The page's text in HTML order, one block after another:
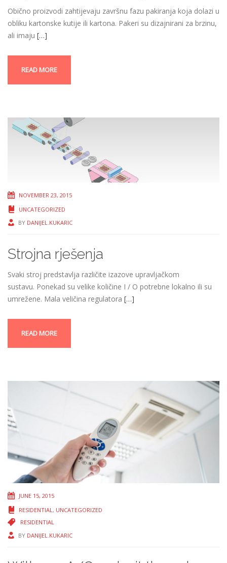
Obično proizvodi zahtijevaju završnu fazu pakiranja koja dolazi u
obliku kartonske kutije ili kartona. Pakeri su dizajnirani za brzinu,
ali imaju […]
READ MORE
NOVEMBER 23, 2015
UNCATEGORIZED
BY DANIJEL.KUKARIC
Strojna rješenja
Svaki stroj predstavlja različite izazove upravljačkom
sustavu. Ponekad su velike količine I / O potrebne lokalno ili su
umrežene. Mala veličina regulatora […]
READ MORE
JUNE 15, 2015
RESIDENTIAL , UNCATEGORIZED
RESIDENTIAL
BY DANIJEL.KUKARIC